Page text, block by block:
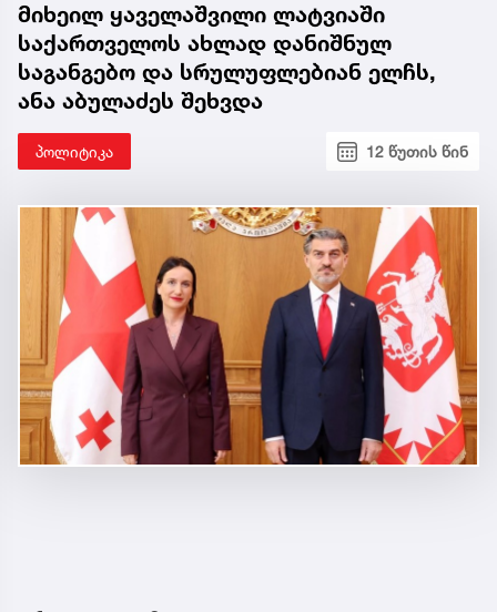
მიხეილ ყაველაშვილი ლატვიაში
საქართველოს ახლად დანიშნულ
საგანგებო და სრულუფლებიან ელჩს,
ანა აბულაძეს შეხვდა
პოლიტიკა 12 წუთის წინ